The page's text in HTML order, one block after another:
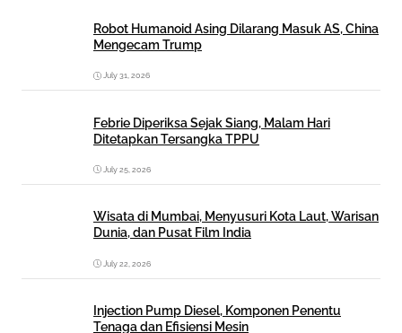
Robot Humanoid Asing Dilarang Masuk AS, China
Mengecam Trump
July 31, 2026
Febrie Diperiksa Sejak Siang, Malam Hari
Ditetapkan Tersangka TPPU
July 25, 2026
Wisata di Mumbai, Menyusuri Kota Laut, Warisan
Dunia, dan Pusat Film India
July 22, 2026
Injection Pump Diesel, Komponen Penentu
Tenaga dan Efisiensi Mesin